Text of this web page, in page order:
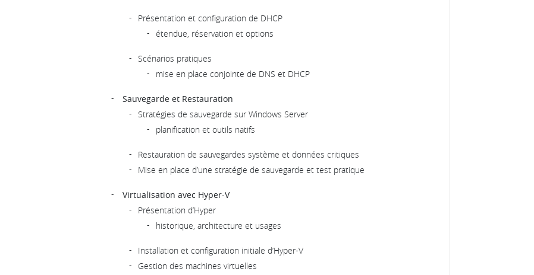
Présentation et configuration de DHCP
étendue, réservation et options
Scénarios pratiques
mise en place conjointe de DNS et DHCP
Sauvegarde et Restauration
Stratégies de sauvegarde sur Windows Server
planification et outils natifs
Restauration de sauvegardes système et données critiques
Mise en place d’une stratégie de sauvegarde et test pratique
Virtualisation avec Hyper-V
Présentation d’Hyper
historique, architecture et usages
Installation et configuration initiale d’Hyper-V
Gestion des machines virtuelles